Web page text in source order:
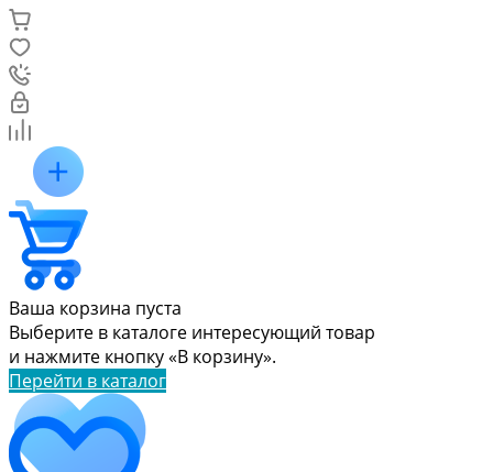
Ваша корзина пуста
Выберите в каталоге интересующий товар
и нажмите кнопку «В корзину».
Перейти в каталог